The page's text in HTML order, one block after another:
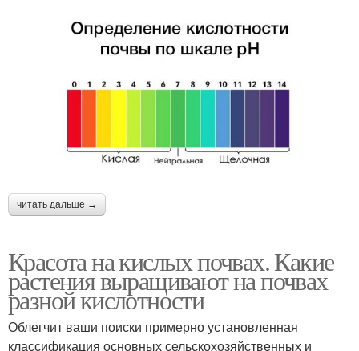
читать дальше →
Красота на кислых почвах. Какие
растения выращивают на почвах
разной кислотности
Облегчит ваши поиски примерно установленная
классификация основных сельскохозяйственных и